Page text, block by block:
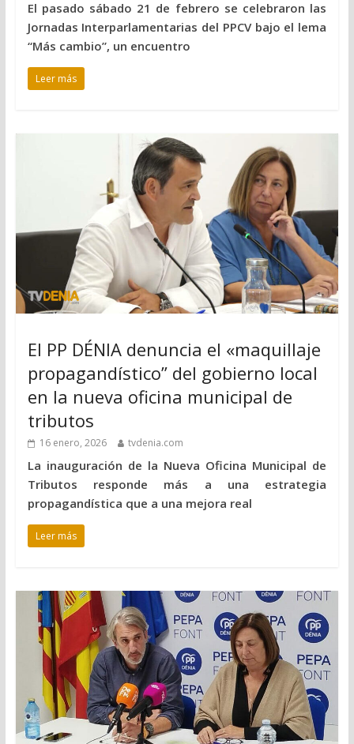
El pasado sábado 21 de febrero se celebraron las
Jornadas Interparlamentarias del PPCV bajo el lema
“Más cambio”, un encuentro
Leer más
El PP DÉNIA denuncia el «maquillaje
propagandístico” del gobierno local
en la nueva oficina municipal de
tributos
16 enero, 2026 tvdenia.com
La inauguración de la Nueva Oficina Municipal de
Tributos responde más a una estrategia
propagandística que a una mejora real
Leer más